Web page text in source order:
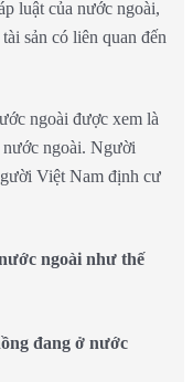
luật của nước ngoài,
sản có liên quan đến
ngoài được xem là
nước ngoài. Người
Việt Nam định cư
ngoài như thế
đang ở nước